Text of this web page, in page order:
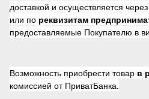
доставкой и осуществляется
или по реквизитам
предоставляемые Покупателю в
Возможность приобрести товар в
комиссией от ПриватБанка.